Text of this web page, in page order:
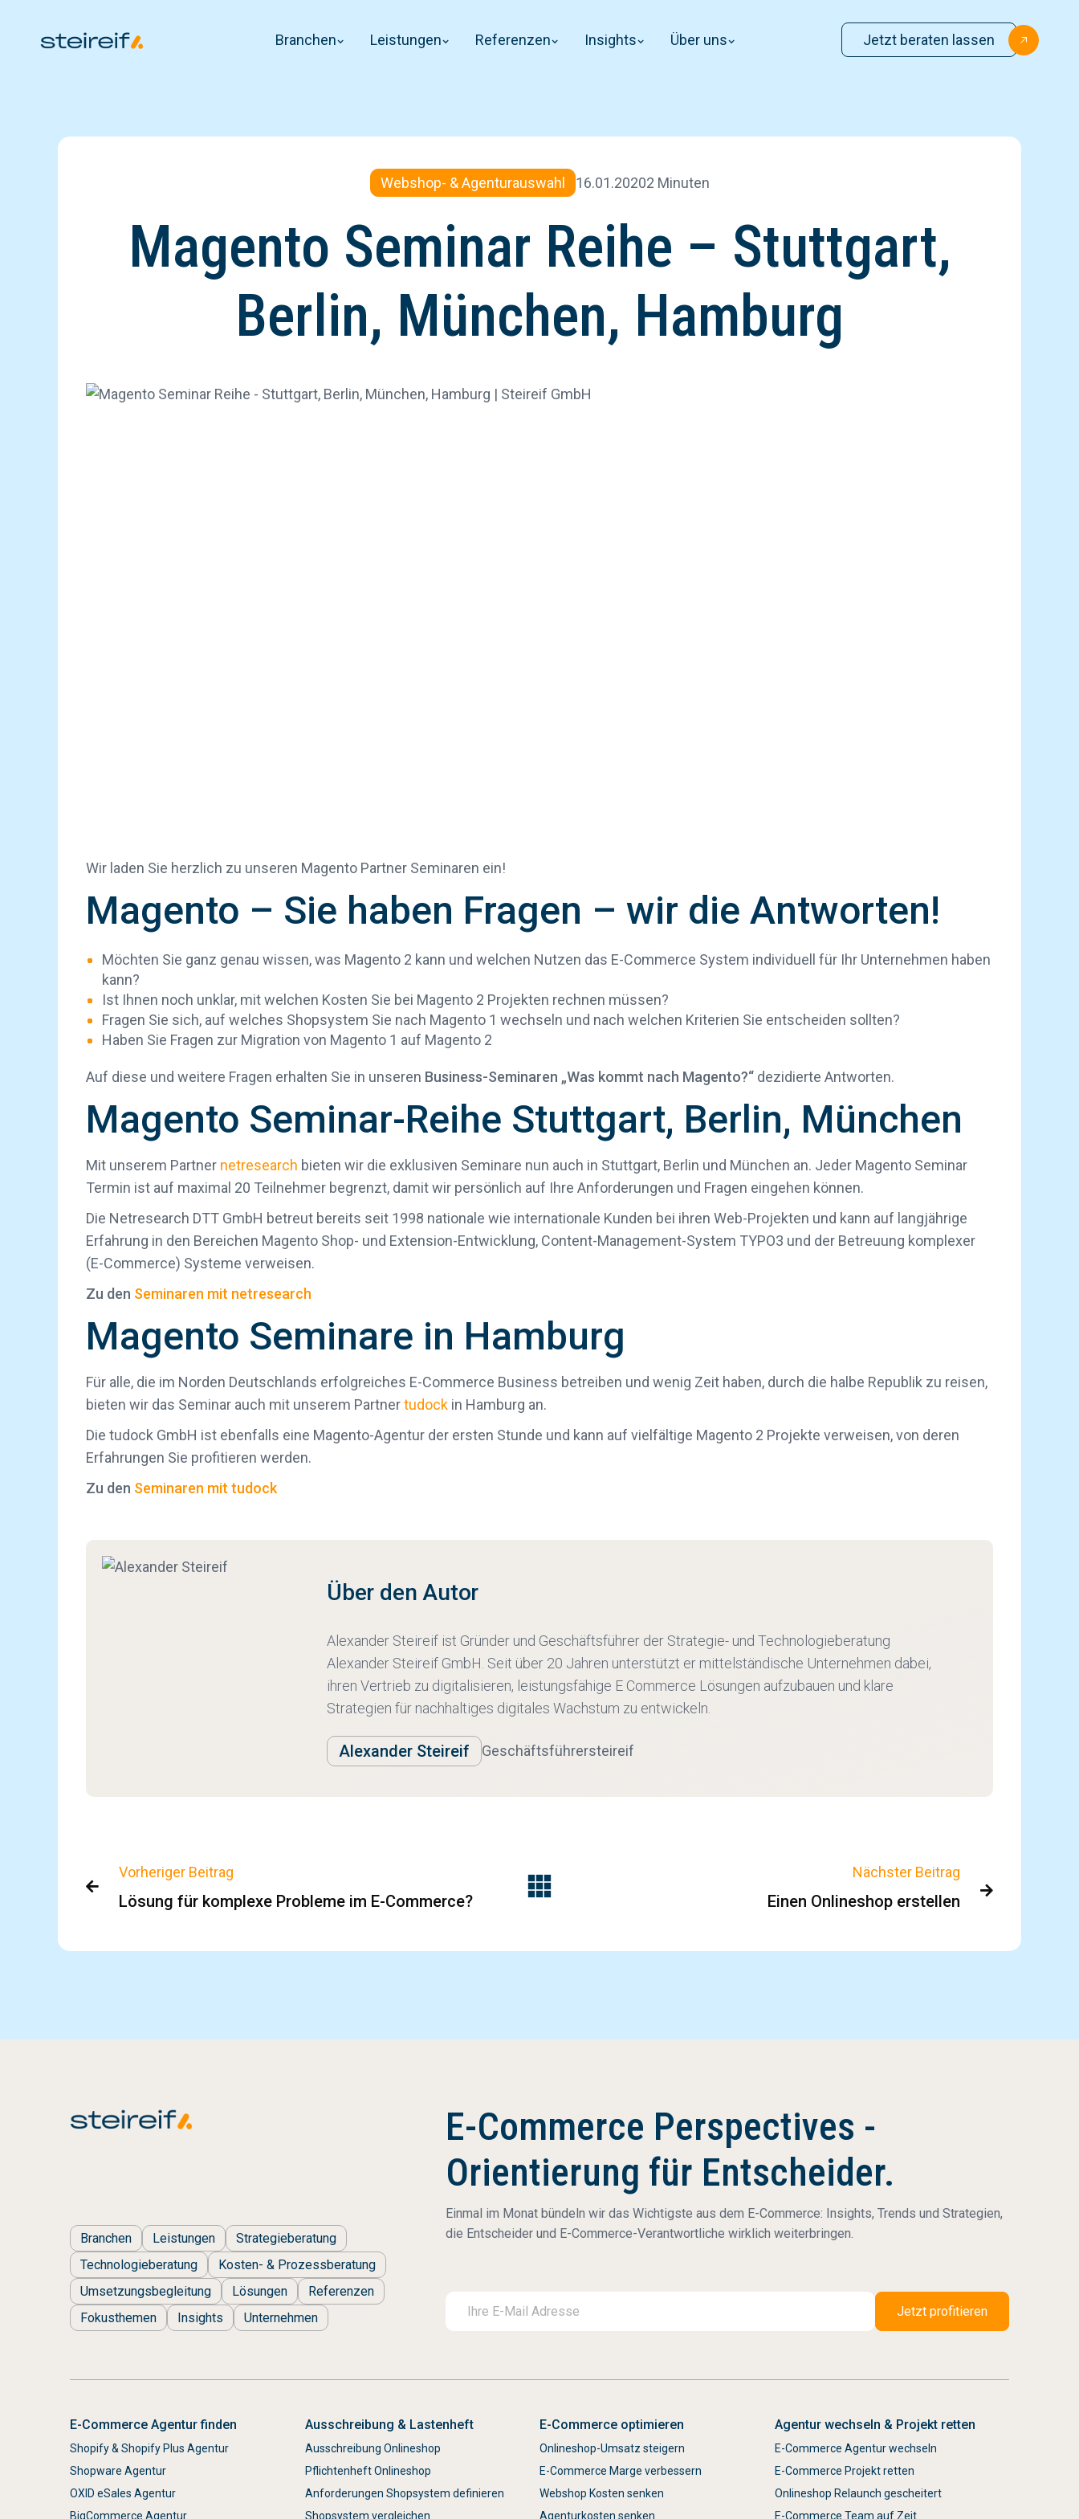
Branchen Leistungen Referenzen Insights Über uns Jetzt beraten lassen
Webshop- & Agenturauswahl 16.01.20202 Minuten
Magento Seminar Reihe – Stuttgart,
Berlin, München, Hamburg
Wir laden Sie herzlich zu unseren Magento Partner Seminaren ein!
Magento – Sie haben Fragen – wir die Antworten!
Möchten Sie ganz genau wissen, was Magento 2 kann und welchen Nutzen das E-Commerce System individuell für Ihr Unternehmen haben
kann?
Ist Ihnen noch unklar, mit welchen Kosten Sie bei Magento 2 Projekten rechnen müssen?
Fragen Sie sich, auf welches Shopsystem Sie nach Magento 1 wechseln und nach welchen Kriterien Sie entscheiden sollten?
Haben Sie Fragen zur Migration von Magento 1 auf Magento 2
Auf diese und weitere Fragen erhalten Sie in unseren Business-Seminaren „Was kommt nach Magento?“ dezidierte Antworten.
Magento Seminar-Reihe Stuttgart, Berlin, München
Mit unserem Partner netresearch bieten wir die exklusiven Seminare nun auch in Stuttgart, Berlin und München an. Jeder Magento Seminar
Termin ist auf maximal 20 Teilnehmer begrenzt, damit wir persönlich auf Ihre Anforderungen und Fragen eingehen können.
Die Netresearch DTT GmbH betreut bereits seit 1998 nationale wie internationale Kunden bei ihren Web-Projekten und kann auf langjährige
Erfahrung in den Bereichen Magento Shop- und Extension-Entwicklung, Content-Management-System TYPO3 und der Betreuung komplexer
(E-Commerce) Systeme verweisen.
Zu den Seminaren mit netresearch
Magento Seminare in Hamburg
Für alle, die im Norden Deutschlands erfolgreiches E-Commerce Business betreiben und wenig Zeit haben, durch die halbe Republik zu reisen,
bieten wir das Seminar auch mit unserem Partnertudock in Hamburg an.
Die tudock GmbH ist ebenfalls eine Magento-Agentur der ersten Stunde und kann auf vielfältige Magento 2 Projekte verweisen, von deren
Erfahrungen Sie profitieren werden.
Zu den Seminaren mit tudock
Über den Autor
Alexander Steireif ist Gründer und Geschäftsführer der Strategie- und Technologieberatung
Alexander Steireif GmbH. Seit über 20 Jahren unterstützt er mittelständische Unternehmen dabei,
ihren Vertrieb zu digitalisieren, leistungsfähige E Commerce Lösungen aufzubauen und klare
Strategien für nachhaltiges digitales Wachstum zu entwickeln.
Alexander Steireif Geschäftsführersteireif

Vorheriger Beitrag
Lösung für komplexe Probleme im E-Commerce?
Nächster Beitrag
Einen Onlineshop erstellen

Branchen Leistungen
Strategieberatung
Technologieberatung
Kosten- & Prozessberatung
Umsetzungsbegleitung
Lösungen
Referenzen
Fokusthemen
Insights Unternehmen
E-Commerce Perspectives -
Orientierung für Entscheider.
Einmal im Monat bündeln wir das Wichtigste aus dem E-Commerce: Insights, Trends und Strategien,
die Entscheider und E-Commerce-Verantwortliche wirklich weiterbringen.
E-Commerce Agentur finden
Shopify & Shopify Plus Agentur
Shopware Agentur
OXID eSales Agentur
BigCommerce Agentur
Ausschreibung & Lastenheft
Ausschreibung Onlineshop
Pflichtenheft Onlineshop
Anforderungen Shopsystem definieren
Shopsystem vergleichen
E-Commerce optimieren
Onlineshop-Umsatz steigern
E-Commerce Marge verbessern
Webshop Kosten senken
Agenturkosten senken
Agentur wechseln & Projekt retten
E-Commerce Agentur wechseln
E-Commerce Projekt retten
Onlineshop Relaunch gescheitert
E-Commerce Team auf Zeit